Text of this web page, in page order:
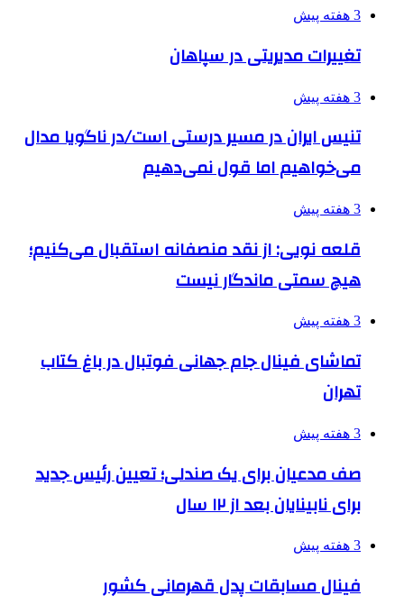
3 هفته پیش
تغییرات مدیریتی در سپاهان
3 هفته پیش
تنیس ایران در مسیر درستی است/در ناگویا مدال
می‌خواهیم اما قول نمی‌دهیم
3 هفته پیش
قلعه نویی: از نقد منصفانه استقبال می‌کنیم؛
هیچ سمتی ماندگار نیست
3 هفته پیش
تماشای فینال جام جهانی فوتبال در باغ کتاب
تهران
3 هفته پیش
صف مدعیان برای یک صندلی؛ تعیین رئیس جدید
برای نابینایان بعد از ۱۲ سال
3 هفته پیش
فینال مسابقات پدل قهرمانی کشور